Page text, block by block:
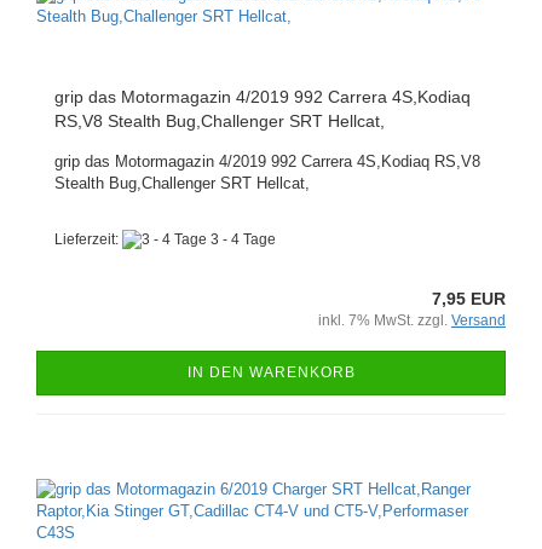
grip das Motormagazin 4/2019 992 Carrera 4S,Kodiaq
RS,V8 Stealth Bug,Challenger SRT Hellcat,
grip das Motormagazin 4/2019 992 Carrera 4S,Kodiaq RS,V8
Stealth Bug,Challenger SRT Hellcat,
Lieferzeit: 3 - 4 Tage
7,95 EUR
inkl. 7% MwSt. zzgl. Versand
IN DEN WARENKORB